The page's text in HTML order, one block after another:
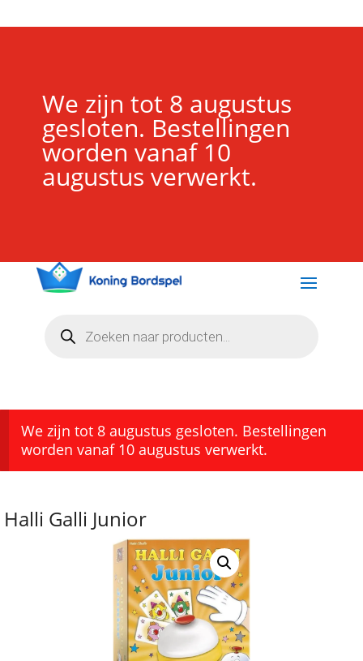
We zijn tot 8 augustus
gesloten. Bestellingen
worden vanaf 10
augustus verwerkt.
zoeken
We zijn tot 8 augustus gesloten. Bestellingen
worden vanaf 10 augustus verwerkt.
Halli Galli Junior